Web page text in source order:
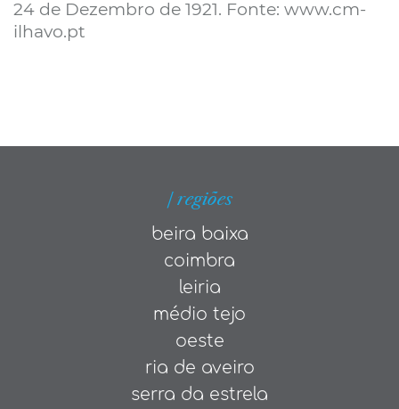
24 de Dezembro de 1921. Fonte: www.cm-
ilhavo.pt
| regiões
beira baixa
coimbra
leiria
médio tejo
oeste
ria de aveiro
serra da estrela